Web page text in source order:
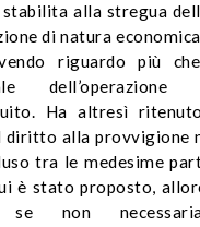
stabilita alla stregua
di natura
riguardo più che
dell’operazione
Ha altresì
diritto alla provvigione
tra le medesime
è stato proposto,
se non